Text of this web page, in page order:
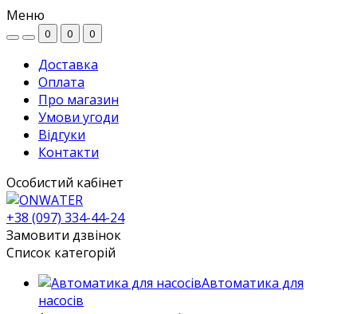
Меню
0 0 0
Доставка
Оплата
Про магазин
Умови угоди
Відгуки
Контакти
Особистий кабінет
+38 (097) 334-44-24
Замовити дзвінок
Список категорій
Автоматика для
насосів